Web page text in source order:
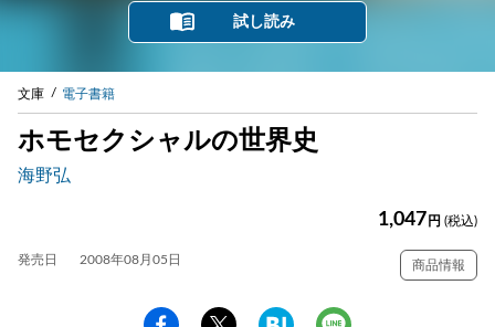
試し読み
文庫 電子書籍
ホモセクシャルの世界史
海野弘
1,047 円 (税込)
発売日 2008年08月05日 商品情報